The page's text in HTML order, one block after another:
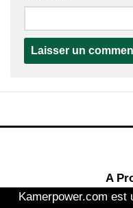
A
Kamerpower.com est